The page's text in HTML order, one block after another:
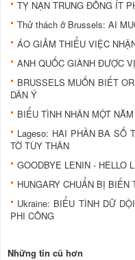
TỴ NẠN TRUNG ĐÔNG ÍT
Thử thách ở Brussels: AI
ÁO GIẢM THIỂU VIỆC
ANH QUỐC GIÀNH ĐƯỢC
BRUSSELS MUỐN BIẾT
DÂN Ý
BIỂU TÌNH NHÂN MỘT
Lageso: HAI PHẦN BA SỐ
TỜ TÙY THÂN
GOODBYE LENIN - HELLO
HUNGARY CHUẨN BỊ BIẾN
Ukraine: BIỂU TÌNH DỮ
PHI CÔNG
Những tin cũ hơn